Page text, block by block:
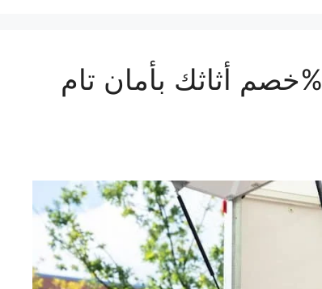
نقل عفش من جدة الى الرياض بـ35%خصم أثاثك بأمان تام